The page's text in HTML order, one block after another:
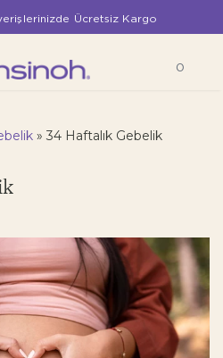
Ücretsiz Kargo
0
» 34 Haftalık Gebelik